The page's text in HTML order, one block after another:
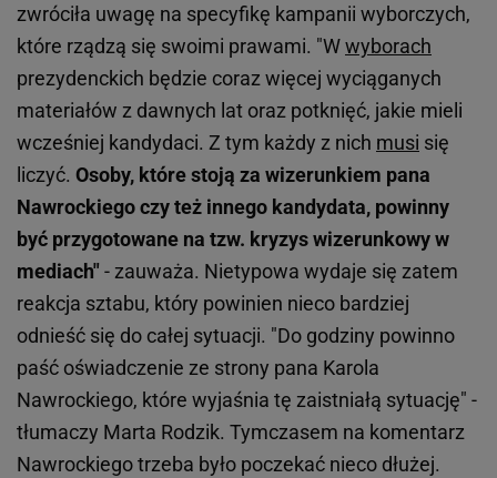
zwróciła uwagę na specyfikę kampanii wyborczych,
które rządzą się swoimi prawami. "Wwyborach
prezydenckich będzie coraz więcej wyciąganych
materiałów z dawnych lat oraz potknięć, jakie mieli
wcześniej kandydaci. Z tym każdy z nich musi się
liczyć. Osoby, które stoją za wizerunkiem pana
Nawrockiego czy też innego kandydata, powinny
być przygotowane na tzw. kryzys wizerunkowy w
mediach" - zauważa. Nietypowa wydaje się zatem
reakcja sztabu, który powinien nieco bardziej
odnieść się do całej sytuacji. "Do godziny powinno
paść oświadczenie ze strony pana Karola
Nawrockiego, które wyjaśnia tę zaistniałą sytuację" -
tłumaczy Marta Rodzik. Tymczasem na komentarz
Nawrockiego trzeba było poczekać nieco dłużej.